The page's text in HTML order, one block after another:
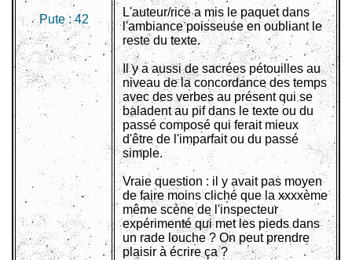
Pute :42
L'auteur/rice a mis le paquet dans
l'ambiance poisseuse en oubliant le
reste du texte.
Il y a aussi de sacrées pétouilles au
niveau de la concordance des temps
avec des verbes au présent qui se
baladent au pif dans le texte ou du
passé composé qui ferait mieux
d'être de l'imparfait ou du passé
simple.
Vraie question : il y avait pas moyen
de faire moins cliché que la xxxxème
même scène de l'inspecteur
expérimenté qui met les pieds dans
un rade louche ? On peut prendre
plaisir à écrire ça ?